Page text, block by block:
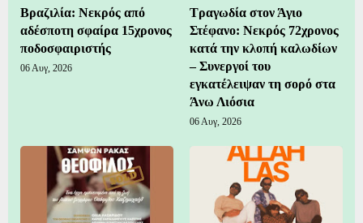
Βραζιλία: Νεκρός από
αδέσποτη σφαίρα 15χρονος
ποδοσφαιριστής
06 Αυγ, 2026
Τραγωδία στον Άγιο
Στέφανο: Νεκρός 72χρονος
κατά την κλοπή καλωδίων
– Συνεργοί του
εγκατέλειψαν τη σορό στα
Άνω Λιόσια
06 Αυγ, 2026